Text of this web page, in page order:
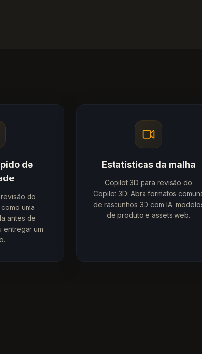
de
do
uma
antes de
entregar um
Estatísticas da malha
Copilot 3D para revisão do
Copilot 3D: Abra formatos
de rascunhos 3D com IA,
de produto e assets web.